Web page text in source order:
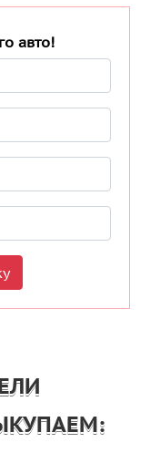
авто!